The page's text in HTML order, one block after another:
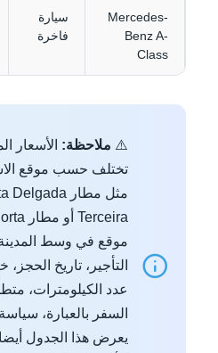
Mercedes-
Benz A-
Class
سيارة
فاخرة
⚠️ ملاحظة: الأسعار
تختلف حسب موقع
موقع في وسط
التأجير، تاريخ
عدد الكيلومترات،
السفر بالعبارة،
يعرض هذا الجدول